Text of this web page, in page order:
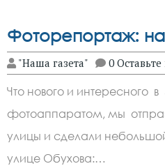
Фоторепортаж:
"Наша газета" 0
Что нового и интересного
фотоаппаратом, мы
улицы и сделали
улице Обухова:…